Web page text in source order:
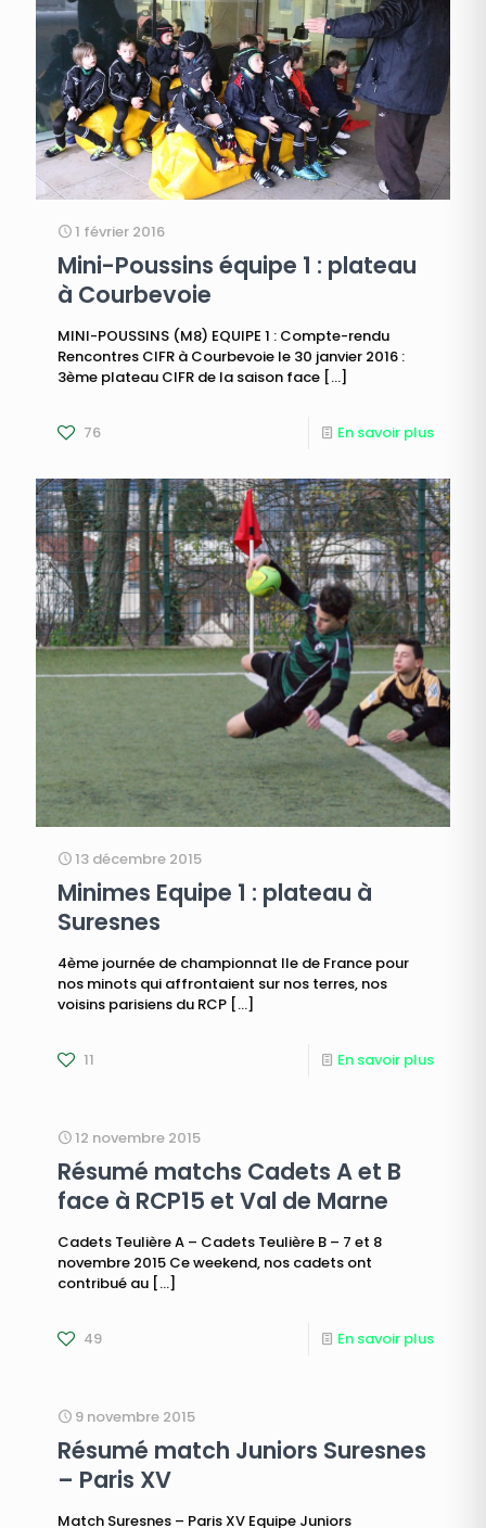
1 février 2016
Mini-Poussins équipe 1 : plateau
à Courbevoie
MINI-POUSSINS (M8) EQUIPE 1 : Compte-rendu
Rencontres CIFR à Courbevoie le 30 janvier 2016 :
3ème plateau CIFR de la saison face […]
76 En savoir plus
13 décembre 2015
Minimes Equipe 1 : plateau à
Suresnes
4ème journée de championnat Ile de France pour
nos minots qui affrontaient sur nos terres, nos
voisins parisiens du RCP […]
11 En savoir plus
12 novembre 2015
Résumé matchs Cadets A et B
face à RCP15 et Val de Marne
Cadets Teulière A – Cadets Teulière B – 7 et 8
novembre 2015 Ce weekend, nos cadets ont
contribué au […]
49 En savoir plus
9 novembre 2015
Résumé match Juniors Suresnes
– Paris XV
Match Suresnes – Paris XV Equipe Juniors